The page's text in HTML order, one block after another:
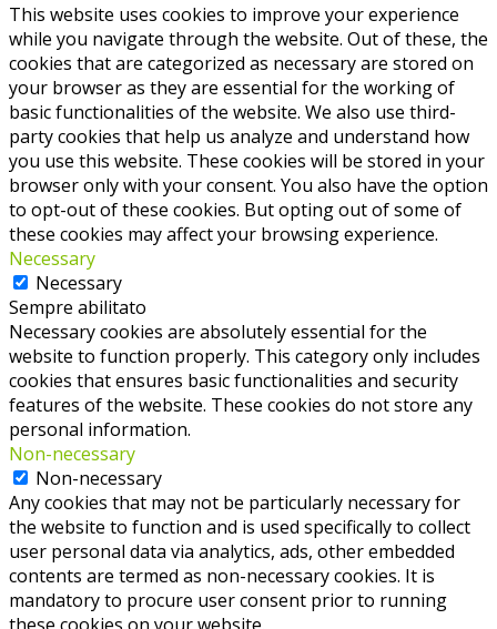
This website uses cookies to improve your experience
while you navigate through the website. Out of these, the
cookies that are categorized as necessary are stored on
your browser as they are essential for the working of
basic functionalities of the website. We also use third-
party cookies that help us analyze and understand how
you use this website. These cookies will be stored in your
browser only with your consent. You also have the option
to opt-out of these cookies. But opting out of some of
these cookies may affect your browsing experience.
Necessary
Necessary
Sempre abilitato
Necessary cookies are absolutely essential for the
website to function properly. This category only includes
cookies that ensures basic functionalities and security
features of the website. These cookies do not store any
personal information.
Non-necessary
Non-necessary
Any cookies that may not be particularly necessary for
the website to function and is used specifically to collect
user personal data via analytics, ads, other embedded
contents are termed as non-necessary cookies. It is
mandatory to procure user consent prior to running
these cookies on your website.